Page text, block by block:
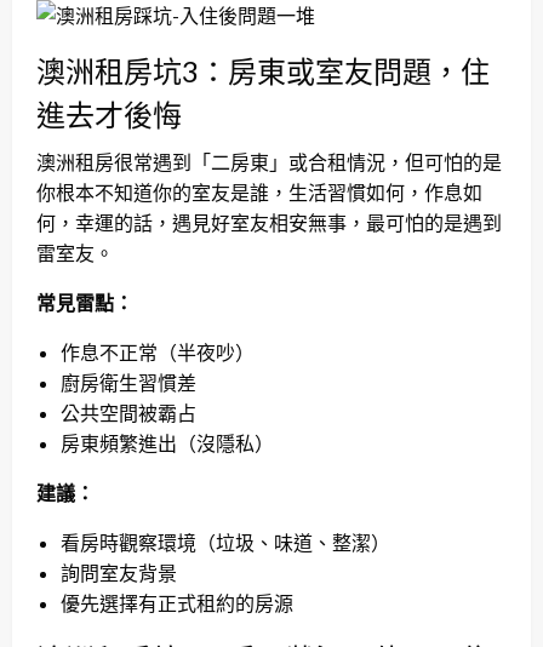
澳洲租房坑3：房東或室友問題，住
進去才後悔
澳洲租房很常遇到「二房東」或合租情況，但可怕的是
你根本不知道你的室友是誰，生活習慣如何，作息如
何，幸運的話，遇見好室友相安無事，最可怕的是遇到
雷室友。
常見雷點：
作息不正常（半夜吵）
廚房衛生習慣差
公共空間被霸占
房東頻繁進出（沒隱私）
建議：
看房時觀察環境（垃圾、味道、整潔）
詢問室友背景
優先選擇有正式租約的房源